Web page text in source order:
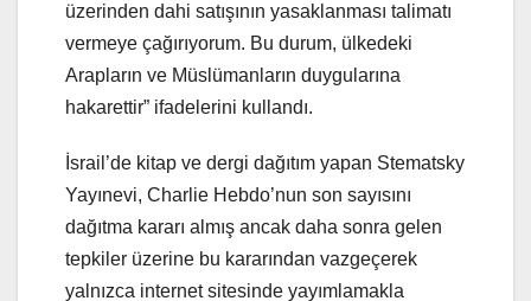
üzerinden dahi satışının yasaklanması talimatı
vermeye çağırıyorum. Bu durum, ülkedeki
Arapların ve Müslümanların duygularına
hakarettir” ifadelerini kullandı.
İsrail’de kitap ve dergi dağıtım yapan Stematsky
Yayınevi, Charlie Hebdo’nun son sayısını
dağıtma kararı almış ancak daha sonra gelen
tepkiler üzerine bu kararından vazgeçerek
yalnızca internet sitesinde yayımlamakla